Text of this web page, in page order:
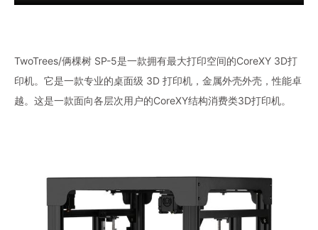
TwoTrees/俩棵树 SP-5是一款拥有最大打印空间的CoreXY 3D打
印机。它是一款专业的桌面级 3D 打印机，金属外壳外壳，性能卓
越。这是一款面向各层次用户的CoreXY结构消费类3D打印机。